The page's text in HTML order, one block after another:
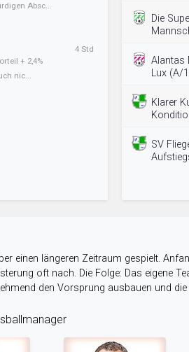
Absc...
+ 2,4%
nic...
4 Std
Die
Alantas
Lux (A/
Klarer
SV
einen längeren Zeitraum gespielt.
oft nach. Die Folge: Das eigene
den Vorsprung ausbauen und